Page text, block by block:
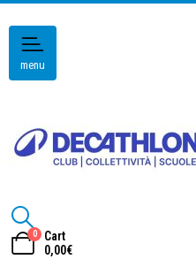
menu
0
Cart
0,00€